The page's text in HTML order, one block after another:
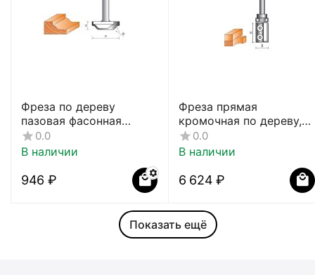
Фреза по дереву
пазовая фасонная
CTФ-2154
0.0
В наличии
‍946‍ ₽
Фреза прямая
кромочная по дереву,
8х19Dх40H мм, CTФ-121
0.0
В наличии
6 624 ₽
Показать ещё